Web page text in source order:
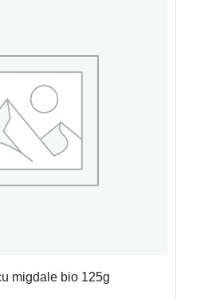
migdale bio 125g